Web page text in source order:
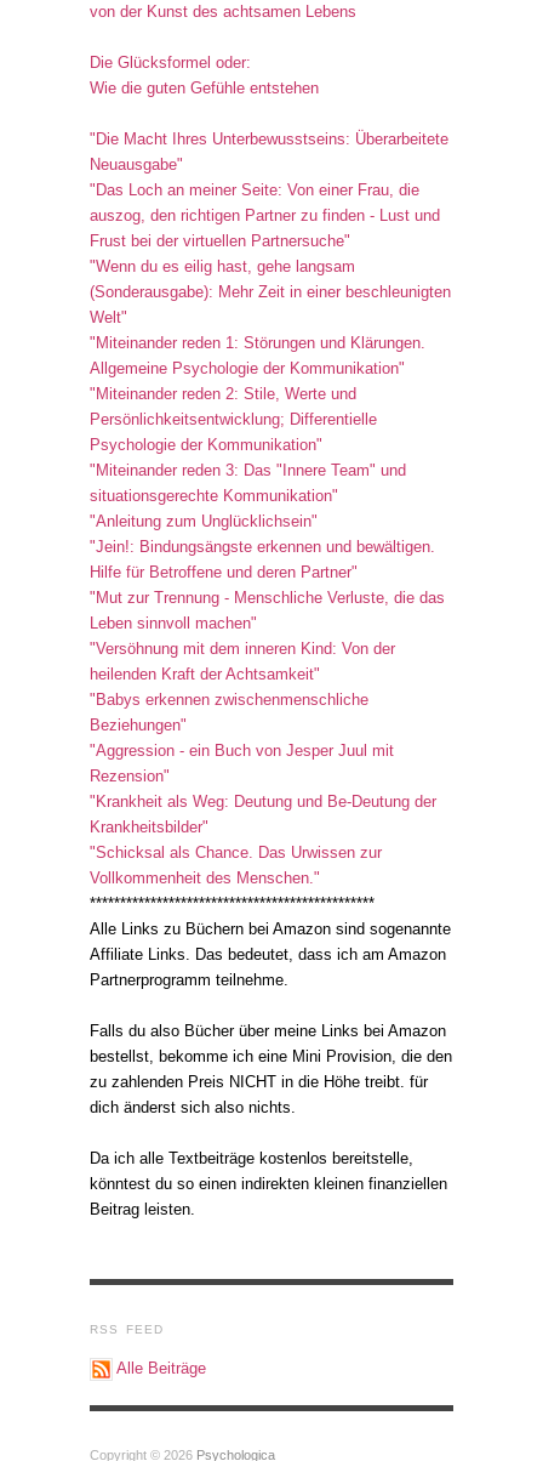
von der Kunst des achtsamen Lebens
Die Glücksformel oder:
Wie die guten Gefühle entstehen
"Die Macht Ihres Unterbewusstseins: Überarbeitete
Neuausgabe"
"Das Loch an meiner Seite: Von einer Frau, die
auszog, den richtigen Partner zu finden - Lust und
Frust bei der virtuellen Partnersuche"
"Wenn du es eilig hast, gehe langsam
(Sonderausgabe): Mehr Zeit in einer beschleunigten
Welt"
"Miteinander reden 1: Störungen und Klärungen.
Allgemeine Psychologie der Kommunikation"
"Miteinander reden 2: Stile, Werte und
Persönlichkeitsentwicklung; Differentielle
Psychologie der Kommunikation"
"Miteinander reden 3: Das "Innere Team" und
situationsgerechte Kommunikation"
"Anleitung zum Unglücklichsein"
"Jein!: Bindungsängste erkennen und bewältigen.
Hilfe für Betroffene und deren Partner"
"Mut zur Trennung - Menschliche Verluste, die das
Leben sinnvoll machen"
"Versöhnung mit dem inneren Kind: Von der
heilenden Kraft der Achtsamkeit"
"Babys erkennen zwischenmenschliche
Beziehungen"
"Aggression - ein Buch von Jesper Juul mit
Rezension"
"Krankheit als Weg: Deutung und Be-Deutung der
Krankheitsbilder"
"Schicksal als Chance. Das Urwissen zur
Vollkommenheit des Menschen."
***********************************************
Alle Links zu Büchern bei Amazon sind sogenannte
Affiliate Links. Das bedeutet, dass ich am Amazon
Partnerprogramm teilnehme.
Falls du also Bücher über meine Links bei Amazon
bestellst, bekomme ich eine Mini Provision, die den
zu zahlenden Preis NICHT in die Höhe treibt. für
dich änderst sich also nichts.
Da ich alle Textbeiträge kostenlos bereitstelle,
könntest du so einen indirekten kleinen finanziellen
Beitrag leisten.
RSS FEED
Alle Beiträge
Copyright © 2026 Psychologica